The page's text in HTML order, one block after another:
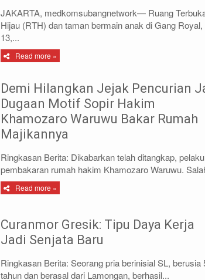
JAKARTA, medkomsubangnetwork— Ruang
Hijau (RTH) dan taman bermain anak di Gang
13,...
Read more »
Demi Hilangkan Jejak Pencurian
Dugaan Motif Sopir Hakim
Khamozaro Waruwu Bakar Rumah
Majikannya
Ringkasan Berita: Dikabarkan telah ditangkap, pelaku
pembakaran rumah hakim Khamozaro Waruwu.
Read more »
Curanmor Gresik: Tipu Daya Kerja
Jadi Senjata Baru
Ringkasan Berita: Seorang pria berinisial SL, berusia
tahun dan berasal dari Lamongan, berhasil...